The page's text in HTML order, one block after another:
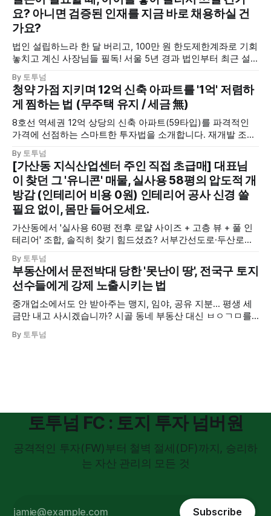
요? 아니면 검증된 인재를 지금 바로 채용하실 건
가요?
법인 설립하느라 한 달 버리고, 100만 원 한도제한계좌로 기회
놓치고 계신 사장님들 필독! 서울 5년 경과 법인부터 최근 설
즉시 활용 가능한 '법인'으로 사업의 골든타임을 놓치지 마세
요.
By 토투넘
청약 가점 지키며 12억 신축 아파트를 '1억' 저렴하
게 찜하는 법 (무주택 유지 / 세금 無)
8호선 역세권 12억 상당의 신축 아파트(59타입)를 파격적인
가격에 선점하는 스마트한 투자법을 소개합니다. 재개발 조합
택 자격)은 그대로 유지하면서 세금 부담 없이 로얄동 로얄층
확정 수익을 확보하는 희소한 기회입니다.
By 토투넘
[가산동 지식산업센터 주인 직접 초급매] 대표님
이 찾던 그 '유니콘' 매물, 실사용 58평의 압도적 개
방감 (인테리어 비용 0원) 인테리어 공사 신경 쓸
필요 없이, 몸만 들어오세요.
가산동에서 '실사용 60평 전후 로얄 사이즈 + 고층 뷰 + 풀 인
테리어' 조합, 솔직히 찾기 힘드셨죠? 서부간선도로·두산로가
합니다. (사진 보면 바로 계약하고 싶어지실 겁니다.)
By 토투넘
부동산에서 문전박대 당한 '못난이 땅', 전국구 토지
선수들에게 강제 노출시키는 법
중개업소에서도 안 받아주는 맹지, 임야, 공유 지분... 평생 세
금만 내고 사시겠습니까? 시골 동네 부동산 대신 ㅂㅇㄱㅁ를
을 공개합니다.
By 토투넘
토투넘 FC : 토지 투자 넘버원
공격적인 투자(FW)부터 철벽 절세(DF)까지, 승리하
는 자산 관리의 모든 것
Subscribe